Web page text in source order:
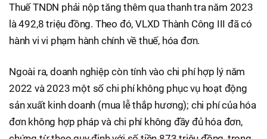
Thuế TNDN phải nộp tăng thêm qua thanh tra năm 2023
là 492,8 triệu đồng. Theo đó, VLXD Thành Công III đã có
hành vi vi phạm hành chính về thuế, hóa đơn.
Ngoài ra, doanh nghiệp còn tính vào chi phí hợp lý năm
2022 và 2023 một số chi phí không phục vụ hoạt động
sản xuất kinh doanh (mua lễ thắp hương); chi phí của hóa
đơn không hợp pháp và chi phí không đầy đủ hóa đơn,